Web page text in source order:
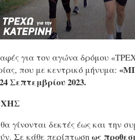
για τον αγώνα δρόμου
που με κεντρικό μήνυμα:
Σεπτεμβρίου 2023.
γίνονται δεκτές έως και την
Σε κάθε περίπτωση ως